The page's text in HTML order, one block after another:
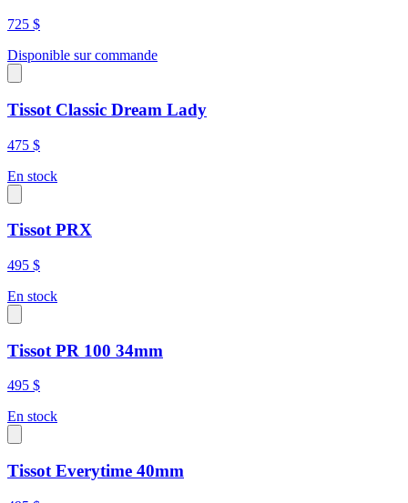
725 $
Disponible sur commande
Tissot Classic Dream Lady
475 $
En stock
Tissot PRX
495 $
En stock
Tissot PR 100 34mm
495 $
En stock
Tissot Everytime 40mm